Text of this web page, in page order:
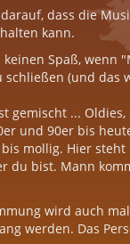
dass die
kann.
keinen Spaß, wenn
schließen (und das
gemischt ...
und 90er bis
mollig. Hier
du bist. Mann
wird auch
werden. Das